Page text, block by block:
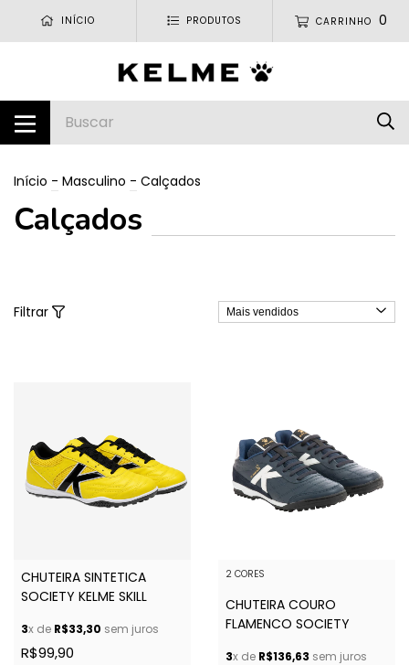
INÍCIO PRODUTOS CARRINHO 0
Início - Masculino - Calçados
Calçados
Filtrar
CHUTEIRA SINTETICA
SOCIETY KELME SKILL
3x de R$33,30 sem juros
R$99,90
2 CORES
CHUTEIRA COURO
FLAMENCO SOCIETY
3x de R$136,63 sem juros